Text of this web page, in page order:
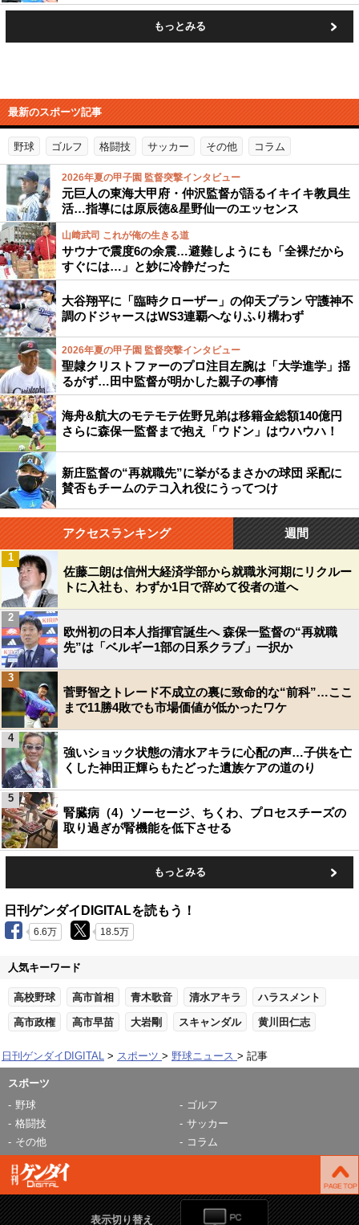
もっとみる
最新のスポーツ記事
野球 ゴルフ 格闘技 サッカー その他 コラム
2026年夏の甲子園 監督突撃インタビュー
元巨人の東海大甲府・仲沢監督が語るイキイキ教員生
活…指導には原辰徳&星野仙一のエッセンス
山﨑武司 これが俺の生きる道
サウナで震度6の余震…避難しようにも「全裸だから
すぐには…」と妙に冷静だった
大谷翔平に「臨時クローザー」の仰天プラン 守護神不
調のドジャースはWS3連覇へなりふり構わず
2026年夏の甲子園 監督突撃インタビュー
聖隷クリストファーのプロ注目左腕は「大学進学」揺
るがず…田中監督が明かした親子の事情
海舟&航大のモテモテ佐野兄弟は移籍金総額140億円
さらに森保一監督まで抱え「ウドン」はウハウハ！
新庄監督の“再就職先”に挙がるまさかの球団 采配に
賛否もチームのテコ入れ役にうってつけ
アクセスランキング 週間
佐藤二朗は信州大経済学部から就職氷河期にリクルー
トに入社も、わずか1日で辞めて役者の道へ
1
欧州初の日本人指揮官誕生へ 森保一監督の“再就職
先”は「ベルギー1部の日系クラブ」一択か
2
菅野智之トレード不成立の裏に致命的な“前科”…ここ
まで11勝4敗でも市場価値が低かったワケ
3
強いショック状態の清水アキラに心配の声…子供を亡
くした神田正輝らもたどった遺族ケアの道のり
4
腎臓病（4）ソーセージ、ちくわ、プロセスチーズの
取り過ぎが腎機能を低下させる
5
もっとみる
日刊ゲンダイDIGITALを読もう！
6.6万 18.5万
人気キーワード
高校野球 高市首相 青木歌音 清水アキラ ハラスメント
高市政権 高市早苗 大岩剛 スキャンダル 黄川田仁志
日刊ゲンダイDIGITAL スポーツ 野球ニュース 記事
スポーツ
野球
ゴルフ
格闘技
サッカー
その他
コラム
表示切り替え